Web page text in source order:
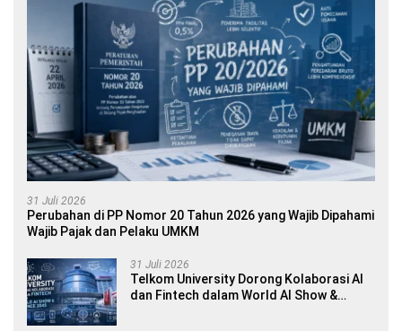
31 Juli 2026
Perubahan di PP Nomor 20 Tahun 2026 yang Wajib Dipahami
Wajib Pajak dan Pelaku UMKM
31 Juli 2026
Telkom University Dorong Kolaborasi AI
dan Fintech dalam World AI Show &